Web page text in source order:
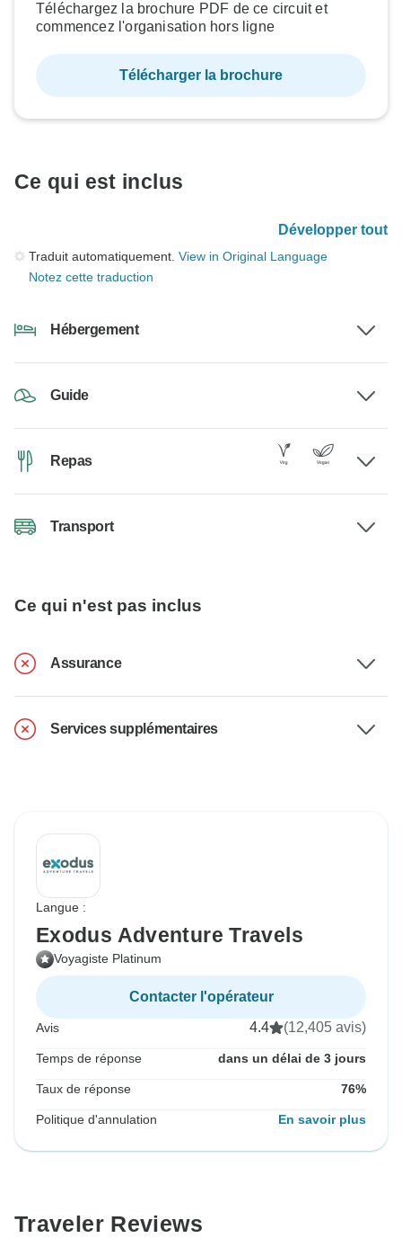
Téléchargez la brochure PDF de ce circuit et
commencez l'organisation hors ligne
Télécharger la brochure
Ce qui est inclus
Développer tout
Traduit automatiquement. View in Original Language
Notez cette traduction
Hébergement
Guide
Repas
Transport
Ce qui n'est pas inclus
Assurance
Services supplémentaires
Langue :
Exodus Adventure Travels
Voyagiste Platinum
Contacter l'opérateur
Avis 4.4 (12,405 avis)
Temps de réponse dans un délai de 3 jours
Taux de réponse 76%
Politique d'annulation En savoir plus
Traveler Reviews